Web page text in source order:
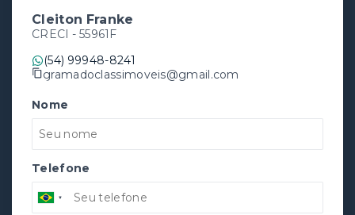
Cleiton Franke
CRECI - 55961F
(54) 99948-8241
gramadoclassimoveis@gmail.com
Nome
Telefone